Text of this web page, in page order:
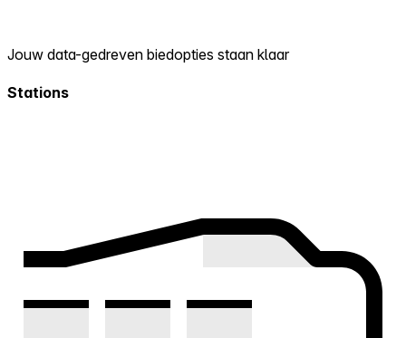
Jouw data-gedreven biedopties staan klaar
Stations